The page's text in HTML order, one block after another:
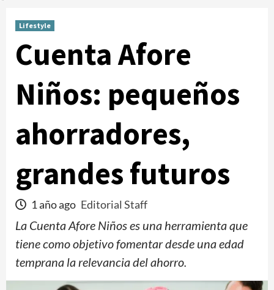
Lifestyle
Cuenta Afore
Niños: pequeños
ahorradores,
grandes futuros
1 año ago Editorial Staff
La Cuenta Afore Niños es una herramienta que
tiene como objetivo fomentar desde una edad
temprana la relevancia del ahorro.